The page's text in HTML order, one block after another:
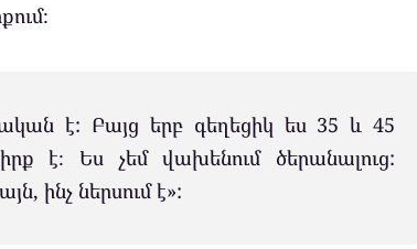
է: Բայց երբ գեղեցիկ ես 35 և 45
է։ Ես չեմ վախենում ծերանալուց:
ինչ ներսում է»: